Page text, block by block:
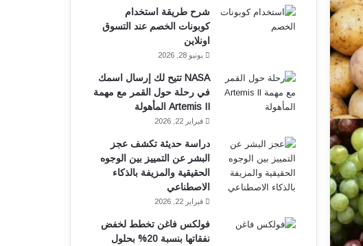
ك
ب
شرح طريقة استخدام
كوبونات الخصم عند التسوق
اونلاين
يونيو 28, 2026
NASA تتيح لك إرسال اسمك
في رحلة حول القمر مع مهمة
Artemis II المأهولة
فبراير 22, 2026
دراسة حديثة تكشف عجز
البشر عن التمييز بين الوجوه
الحقيقية والمزيفة بالذكاء
الاصطناعي
فبراير 22, 2026
فولكس فاغن تخطط لخفض
نفقاتها بنسبة 20% بحلول